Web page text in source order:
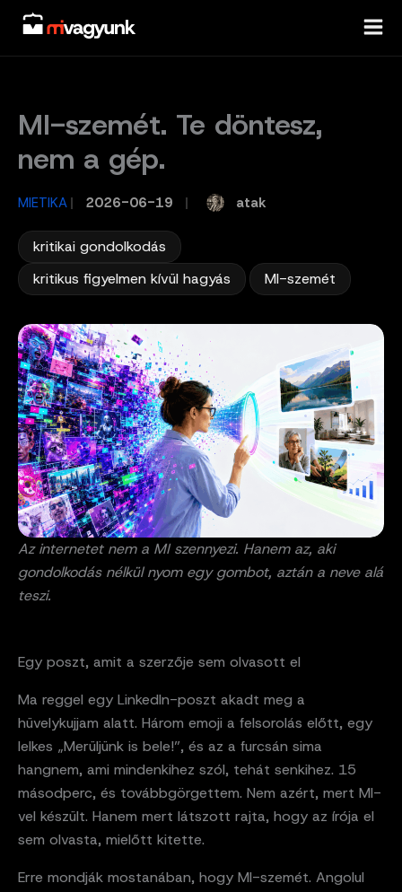
Skip
content
MI-szemét. Te döntesz,
nem a gép.
MIETIKA / 2026-06-19 atak
kritikai gondolkodás
kritikus figyelmen kívül hagyás
MI-szemét
Az internetet nem a MI szennyezi. Hanem az, aki
gondolkodás nélkül nyom egy gombot, aztán a neve alá
teszi.
Egy poszt, amit a szerzője sem olvasott el
Ma reggel egy LinkedIn-poszt akadt meg a
hüvelykujjam alatt. Három emoji a felsorolás előtt, egy
lelkes „Merüljünk is bele!”, és az a furcsán sima
hangnem, ami mindenkihez szól, tehát senkihez. 15
másodperc, és továbbgörgettem. Nem azért, mert MI-
vel készült. Hanem mert látszott rajta, hogy az írója el
sem olvasta, mielőtt kitette.
Erre mondják mostanában, hogy MI-szemét. Angolul